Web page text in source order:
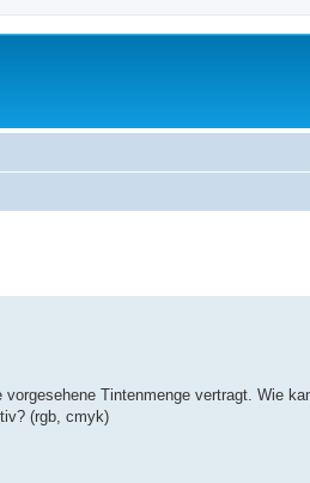
Tintenmenge vertragt. Wie
(rgb, cmyk)